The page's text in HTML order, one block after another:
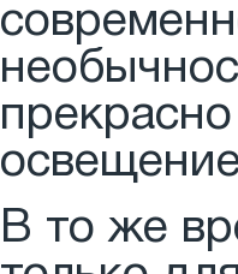
В то же